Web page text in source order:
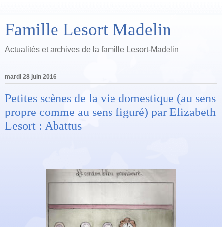
Famille Lesort Madelin
Actualités et archives de la famille Lesort-Madelin
mardi 28 juin 2016
Petites scènes de la vie domestique (au sens
propre comme au sens figuré) par Elizabeth
Lesort : Abattus